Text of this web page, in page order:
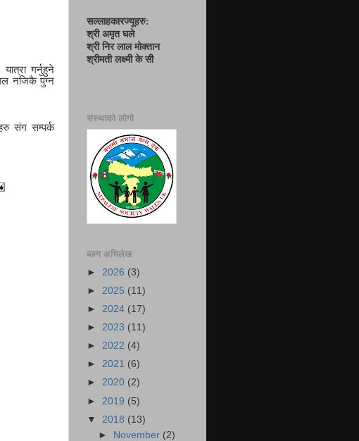
गर्नुहुने
नजिकै पुग्न
संग सम्पर्क
सल्लाहकारज्यूहरु:
श्री अमृत घले
श्री निर लाल मोक्तान
श्रीमती लक्ष्मी के सी
संस्थाको लोगो
ब्लग अभिलेख
► 2026 (3)
► 2025 (11)
► 2024 (17)
► 2023 (11)
► 2022 (4)
► 2021 (6)
► 2020 (2)
► 2019 (5)
▼ 2018 (13)
►
November (2)